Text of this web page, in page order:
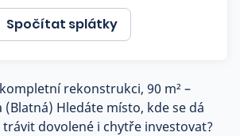
Spočítat splátky
rekonstrukci, 90 m² –
(Blatná) Hledáte místo, kde se dá
dovolené i chytře investovat?